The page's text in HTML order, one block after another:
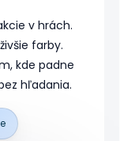
v hrách.
farby.
kde padne
hľadania.